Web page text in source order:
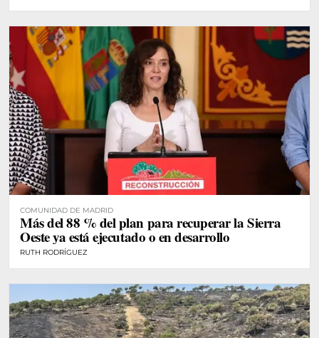
COMUNIDAD DE MADRID
Más del 88 % del plan para recuperar la Sierra
Oeste ya está ejecutado o en desarrollo
RUTH RODRÍGUEZ